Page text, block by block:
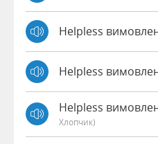
Helpless
Helpless
Helpless
Хлопчик)